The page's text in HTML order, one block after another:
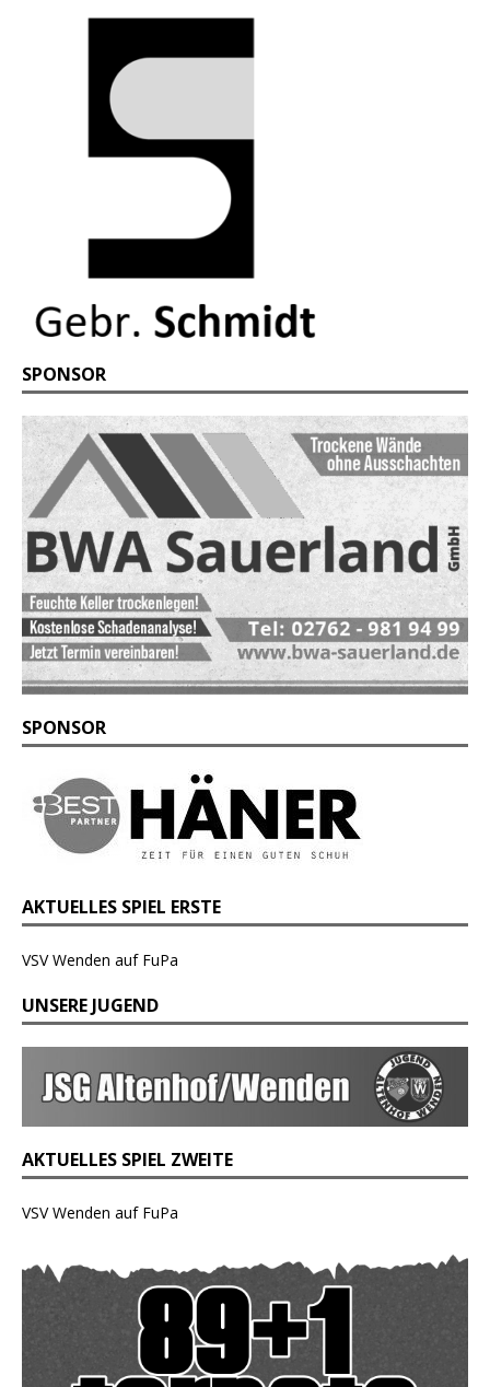
SPONSOR
SPONSOR
AKTUELLES SPIEL ERSTE
VSV Wenden auf FuPa
UNSERE JUGEND
AKTUELLES SPIEL ZWEITE
VSV Wenden auf FuPa